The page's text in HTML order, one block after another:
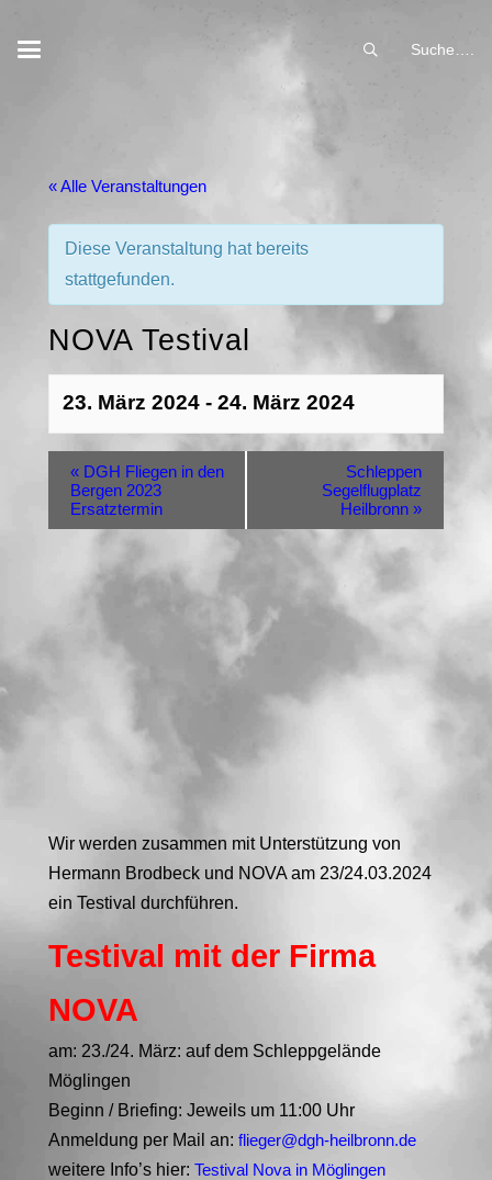
Suche….
« Alle Veranstaltungen
Diese Veranstaltung hat bereits
stattgefunden.
NOVA Testival
23. März 2024 - 24. März 2024
« DGH Fliegen in den
Bergen 2023
Ersatztermin
Schleppen
Segelflugplatz
Heilbronn »
NOVA Testival zum
Saisonstart!!! findet
wegen des zu
erwartenden
schlechten Wetters
nicht statt!!!
Wir werden zusammen mit Unterstützung von
Hermann Brodbeck und NOVA am 23/24.03.2024
ein Testival durchführen.
Testival mit der Firma
NOVA
am: 23./24. März: auf dem Schleppgelände
Möglingen
Beginn / Briefing: Jeweils um 11:00 Uhr
Anmeldung per Mail an: flieger@dgh-heilbronn.de
weitere Info’s hier: Testival Nova in Möglingen